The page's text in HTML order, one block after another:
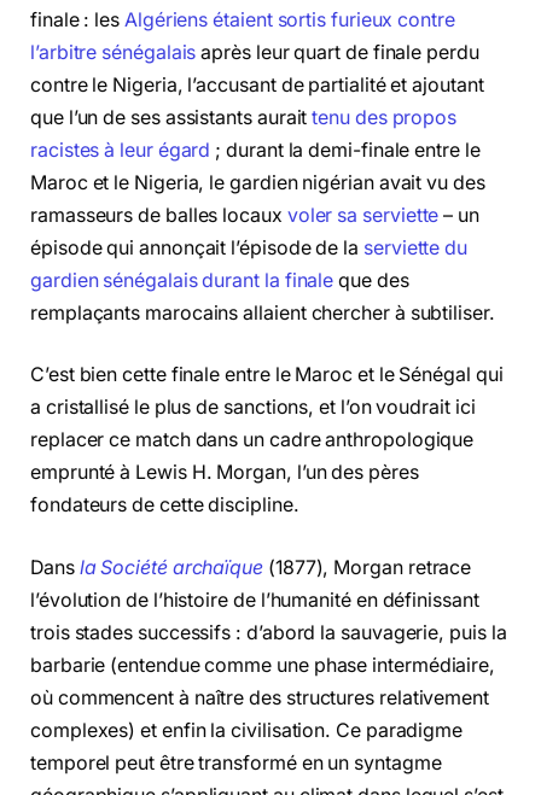
finale : les Algériens étaient sortis furieux contre
l’arbitre sénégalais après leur quart de finale perdu
contre le Nigeria, l’accusant de partialité et ajoutant
que l’un de ses assistants auraittenu des propos
racistes à leur égard ; durant la demi-finale entre le
Maroc et le Nigeria, le gardien nigérian avait vu des
ramasseurs de balles locaux voler sa serviette – un
épisode qui annonçait l’épisode de la serviette du
gardien sénégalais durant la finale que des
remplaçants marocains allaient chercher à subtiliser.
C’est bien cette finale entre le Maroc et le Sénégal qui
a cristallisé le plus de sanctions, et l’on voudrait ici
replacer ce match dans un cadre anthropologique
emprunté à Lewis H. Morgan, l’un des pères
fondateurs de cette discipline.
Dans la Société archaïque (1877), Morgan retrace
l’évolution de l’histoire de l’humanité en définissant
trois stades successifs : d’abord la sauvagerie, puis la
barbarie (entendue comme une phase intermédiaire,
où commencent à naître des structures relativement
complexes) et enfin la civilisation. Ce paradigme
temporel peut être transformé en un syntagme